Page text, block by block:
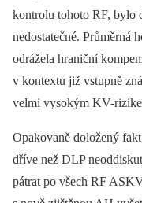
kontrolu tohoto RF, bylo
nedostatečné. Průměrná
odrážela hraniční
v kontextu již vstupně
velmi vysokým KV-
Opakovaně doložený
dříve než DLP
pátrat po všech RF